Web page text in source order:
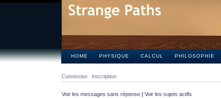
HOME PHYSIQUE CALCUL PHILOSOPHIE
Connexion Inscription
Voir les messages sans réponse | Voir les sujets actifs